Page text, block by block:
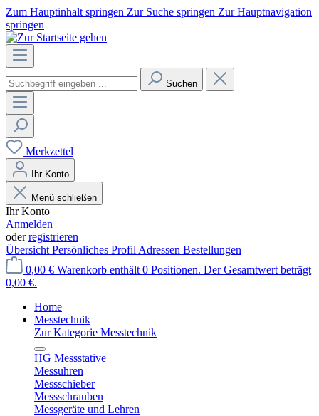
Zum Hauptinhalt springen Zur Suche springen Zur Hauptnavigation
springen
Suchen
Merkzettel
Ihr Konto
Menü schließen
Ihr Konto
Anmelden
oderregistrieren
Übersicht Persönliches Profil Adressen Bestellungen
0,00 € Warenkorb enthält 0 Positionen. Der Gesamtwert beträgt
0,00 €.
Home
Messtechnik
Zur Kategorie Messtechnik
HG Messstative
Messuhren
Messschieber
Messschrauben
Messgeräte und Lehren